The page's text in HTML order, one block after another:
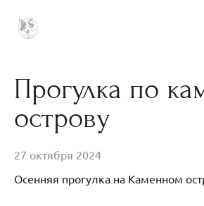
Прогулка по
острову
27 октября 2024
Осенняя прогулка на Каменном